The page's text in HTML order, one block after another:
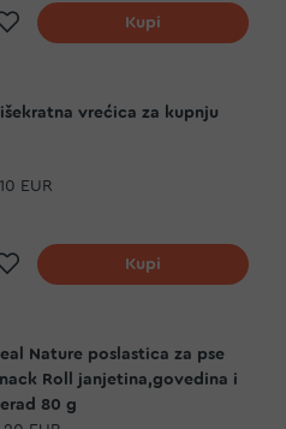
Dodaj na listu želja
Kupi
vrećica za kupnju
EUR
Dodaj na listu želja
Kupi
Nature poslastica za pse
Roll janjetina,govedina i
80 g